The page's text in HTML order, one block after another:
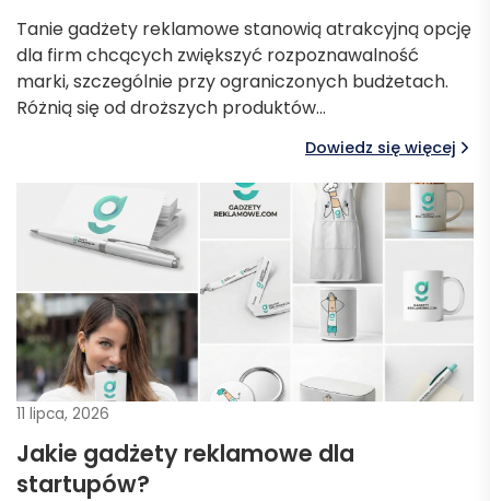
Tanie gadżety reklamowe stanowią atrakcyjną opcję
dla firm chcących zwiększyć rozpoznawalność
marki, szczególnie przy ograniczonych budżetach.
Różnią się od droższych produktów…
Dowiedz się więcej
11 lipca, 2026
Jakie gadżety reklamowe dla
startupów?